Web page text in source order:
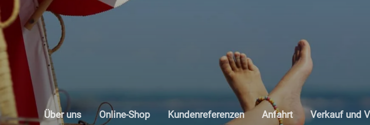
main
content
Über uns Online-Shop Kundenreferenzen Anfahrt Verkauf und